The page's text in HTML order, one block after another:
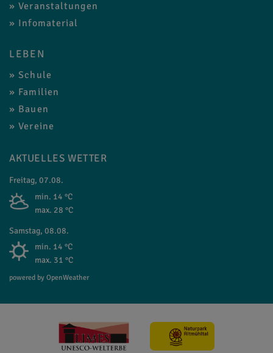
Veranstaltungen
Infomaterial
LEBEN
Schule
Familien
Bauen
Vereine
AKTUELLES WETTER
Freitag, 07.08.
min. 14 °C
max. 28 °C
Samstag, 08.08.
min. 14 °C
max. 31 °C
powered by OpenWeather